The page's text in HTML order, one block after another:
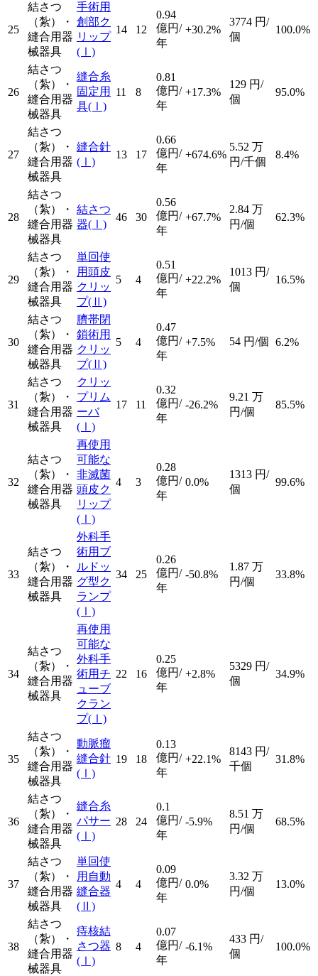
25
結さつ
（紮）・
縫合用器
械器具
手術用
創部ク
リップ
(Ⅰ)
14 12
0.94
億円/
年
+30.2%
3774 円/
個
100.0%
26
結さつ
（紮）・
縫合用器
械器具
縫合糸
固定用
具(Ⅰ)
11 8
0.81
億円/
年
+17.3%
129 円/
個
95.0%
27
結さつ
（紮）・
縫合用器
械器具
縫合針
(Ⅰ)
13 17
0.66
億円/
年
+674.6%
5.52 万
円/千個
8.4%
28
結さつ
（紮）・
縫合用器
械器具
結さつ
器(Ⅰ)
46 30
0.56
億円/
年
+67.7%
2.84 万
円/個
62.3%
29
結さつ
（紮）・
縫合用器
械器具
単回使
用頭皮
クリッ
プ(Ⅱ)
5 4
0.51
億円/
年
+22.2%
1013 円/
個
16.5%
30
結さつ
（紮）・
縫合用器
械器具
臍帯閉
鎖術用
クリッ
プ(Ⅱ)
5 4
0.47
億円/
年
+7.5% 54 円/個 6.2%
31
結さつ
（紮）・
縫合用器
械器具
クリッ
プリム
ーバ
(Ⅰ)
17 11
0.32
億円/
年
-26.2%
9.21 万
円/個
85.5%
32
結さつ
（紮）・
縫合用器
械器具
再使用
可能な
非滅菌
頭皮ク
リップ
(Ⅰ)
4 3
0.28
億円/
年
0.0%
1313 円/
個
99.6%
33
結さつ
（紮）・
縫合用器
械器具
外科手
術用ブ
ルドッ
グ型ク
ランプ
(Ⅰ)
34 25
0.26
億円/
年
-50.8%
1.87 万
円/個
33.8%
34
結さつ
（紮）・
縫合用器
械器具
再使用
可能な
外科手
術用チ
ューブ
クラン
プ(Ⅰ)
22 16
0.25
億円/
年
+2.8%
5329 円/
個
34.9%
35
結さつ
（紮）・
縫合用器
械器具
動脈瘤
縫合針
(Ⅰ)
19 18
0.13
億円/
年
+22.1%
8143 円/
千個
31.8%
36
結さつ
（紮）・
縫合用器
械器具
縫合糸
パサー
(Ⅰ)
28 24
0.1
億円/
年
-5.9%
8.51 万
円/個
68.5%
37
結さつ
（紮）・
縫合用器
械器具
単回使
用自動
縫合器
(Ⅱ)
4 4
0.09
億円/
年
0.0%
3.32 万
円/個
13.0%
38
結さつ
（紮）・
縫合用器
械器具
痔核結
さつ器
(Ⅰ)
8 4
0.07
億円/
年
-6.1%
433 円/
個
100.0%